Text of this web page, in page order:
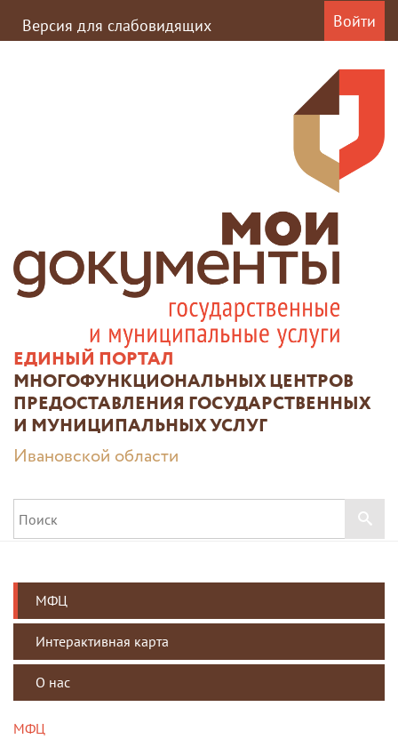
Версия для слабовидящих Войти
ЕДИНЫЙ ПОРТАЛ
МНОГОФУНКЦИОНАЛЬНЫХ ЦЕНТРОВ
ПРЕДОСТАВЛЕНИЯ ГОСУДАРСТВЕННЫХ
И МУНИЦИПАЛЬНЫХ УСЛУГ
Ивановской области
МФЦ
Интерактивная карта
О нас
МФЦ